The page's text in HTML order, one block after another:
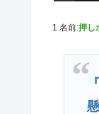
1 名前:押し